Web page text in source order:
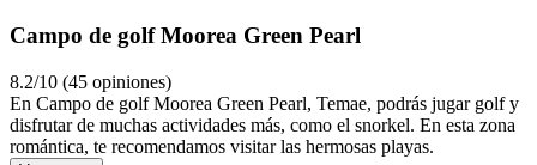
Campo de golf Moorea Green Pearl
8.2/10 (45 opiniones)
En Campo de golf Moorea Green Pearl, Temae, podrás jugar golf y
disfrutar de muchas actividades más, como el snorkel. En esta zona
romántica, te recomendamos visitar las hermosas playas.